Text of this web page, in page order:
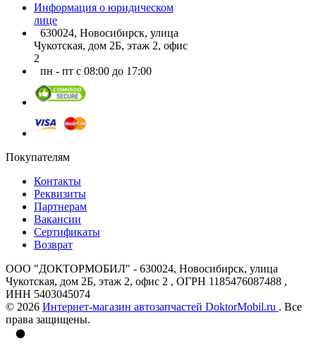
Информация о юридическом
лице
630024, Новосибирск, улица
Чукотская, дом 2Б, этаж 2, офис
2
пн - пт с 08:00 до 17:00
Покупателям
Контакты
Реквизиты
Партнерам
Вакансии
Сертификаты
Возврат
ООО "ДОКТОРМОБИЛ" - 630024, Новосибирск, улица
Чукотская, дом 2Б, этаж 2, офис 2 , ОГРН 1185476087488 ,
ИНН 5403045074
© 2026 Интернет-магазин автозапчастей DoktorMobil.ru . Все
права защищены.